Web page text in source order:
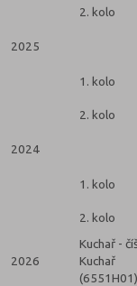
2. kolo
2025
1. kolo
2. kolo
2024
1. kolo
2. kolo
2026
Kuchař -
Kuchař
(6551H01)